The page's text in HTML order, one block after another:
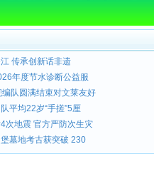
传承创新话非遗
年度节水诊断公益服
队圆满结束对文莱友好
平均22岁“手搓”5厘
次地震 官方严防次生灾
墓地考古获突破 230